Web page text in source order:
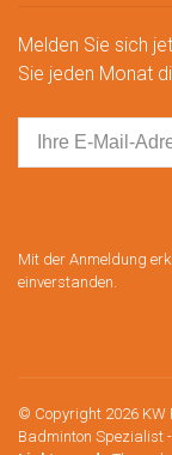
Melden Sie sich
Sie jeden Monat
Mit der Anmeldung
einverstanden.
© Copyright 2026 KW
Badminton Spezialist